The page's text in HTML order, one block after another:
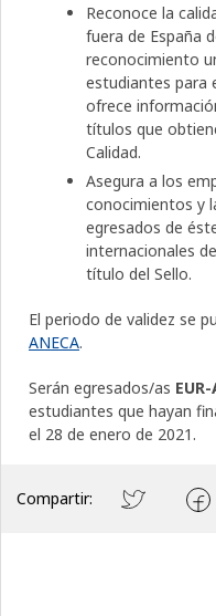
Reconoce la
fuera de España
reconocimiento
estudiantes para
ofrece
títulos que
Calidad.
Asegura a los
conocimientos y
egresados de
internacionales
título del Sello.
El periodo de validez se
ANECA.
Serán egresados/as
estudiantes que hayan
el 28 de enero de 2021.
Compartir: